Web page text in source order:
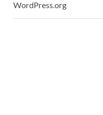
WordPress.org